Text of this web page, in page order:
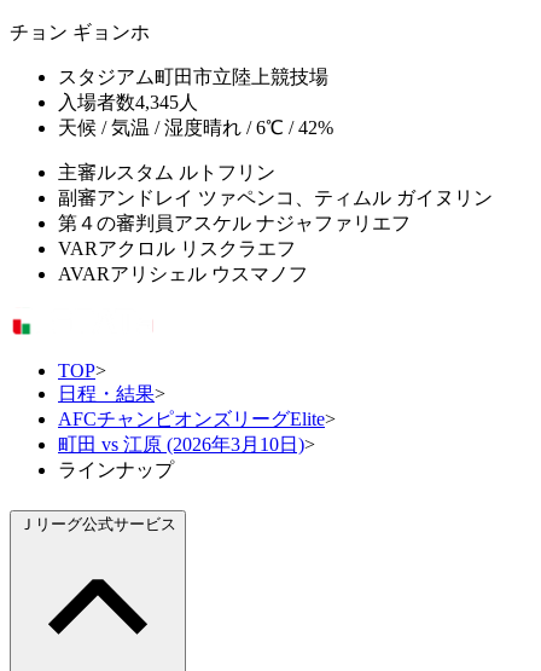
チョン ギョンホ
スタジアム町田市立陸上競技場
入場者数4,345人
天候 / 気温 / 湿度晴れ / 6℃ / 42%
主審ルスタム ルトフリン
副審アンドレイ ツァペンコ、ティムル ガイヌリン
第４の審判員アスケル ナジャファリエフ
VARアクロル リスクラエフ
AVARアリシェル ウスマノフ
TOP>
日程・結果>
AFCチャンピオンズリーグElite>
町田 vs 江原 (2026年3月10日)>
ラインナップ
Ｊリーグ公式サービス